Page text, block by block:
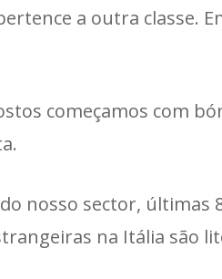
a outra classe.
começamos com
nosso sector, últimas
na Itália são